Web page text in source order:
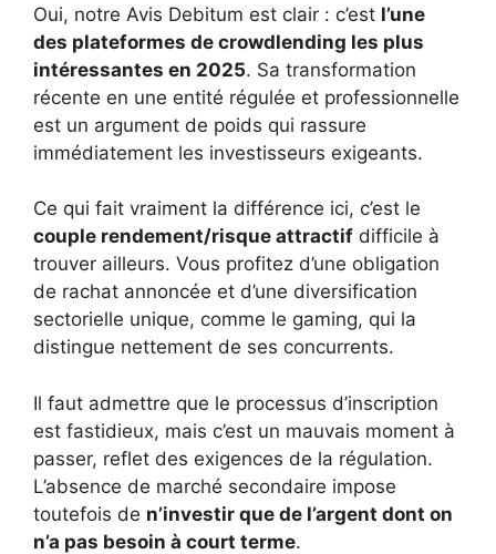
Oui, notre Avis Debitum est clair : c’est l’une
des plateformes de crowdlending les plus
intéressantes en 2025. Sa transformation
récente en une entité régulée et professionnelle
est un argument de poids qui rassure
immédiatement les investisseurs exigeants.
Ce qui fait vraiment la différence ici, c’est le
couple rendement/risque attractif difficile à
trouver ailleurs. Vous profitez d’une obligation
de rachat annoncée et d’une diversification
sectorielle unique, comme le gaming, qui la
distingue nettement de ses concurrents.
Il faut admettre que le processus d’inscription
est fastidieux, mais c’est un mauvais moment à
passer, reflet des exigences de la régulation.
L’absence de marché secondaire impose
toutefois de n’investir que de l’argent dont on
n’a pas besoin à court terme.